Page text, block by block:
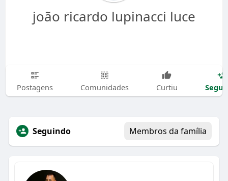
joão ricardo lupinacci luce
Postagens Comunidades Curtiu
Seguindo Membros da família